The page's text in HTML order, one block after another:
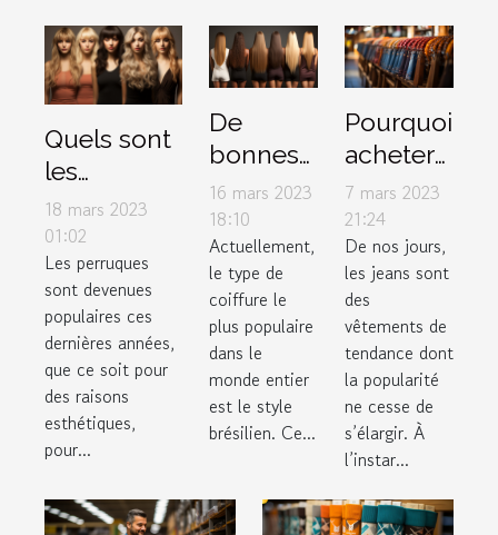
Quels sont
les
accessoires
à mettre
sous une
perruque ?
18 mars 2023
01:02
Les perruques
sont devenues
populaires ces
dernières années,
que ce soit pour
des raisons
esthétiques,
pour...
De
bonnes
raisons
d’utiliser
le lissage
brésilien
16 mars 2023
18:10
Actuellement,
le type de
coiffure le
plus populaire
dans le
monde entier
est le style
brésilien. Ce...
Pourquoi
acheter
des
jeans
femme
auprès
d’un
grossiste
en
ligne ?
7 mars 2023
21:24
De nos jours,
les jeans sont
des
vêtements de
tendance dont
la popularité
ne cesse de
s’élargir. À
l’instar...